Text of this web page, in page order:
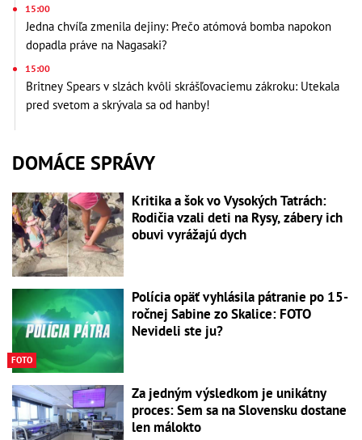
15:00
Jedna chvíľa zmenila dejiny: Prečo atómová bomba napokon
dopadla práve na Nagasaki?
15:00
Britney Spears v slzách kvôli skrášľovaciemu zákroku: Utekala
pred svetom a skrývala sa od hanby!
DOMÁCE SPRÁVY
Kritika a šok vo Vysokých Tatrách:
Rodičia vzali deti na Rysy, zábery ich
obuvi vyrážajú dych
FOTO
Polícia opäť vyhlásila pátranie po 15-
ročnej Sabine zo Skalice: FOTO
Nevideli ste ju?
Za jedným výsledkom je unikátny
proces: Sem sa na Slovensku dostane
len málokto